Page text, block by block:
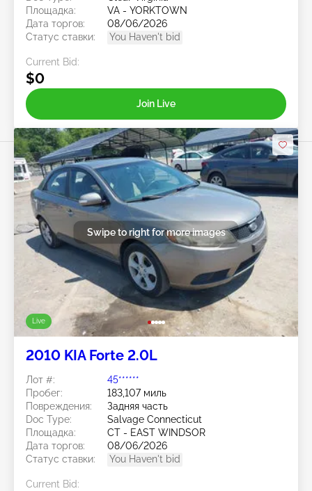
Площадка:
VA - YORKTOWN
Дата торгов:
08/06/2026
Статус ставки:
You Haven't bid
Current Bid:
$0
Join Live
Live
Swipe to right for more images
2010 KIA Forte 2.0L
Лот #:
45******
Пробег:
183,107 миль
Повреждения:
Задняя часть
Doc Type:
Salvage Connecticut
Площадка:
CT - EAST WINDSOR
Дата торгов:
08/06/2026
Статус ставки:
You Haven't bid
Current Bid: